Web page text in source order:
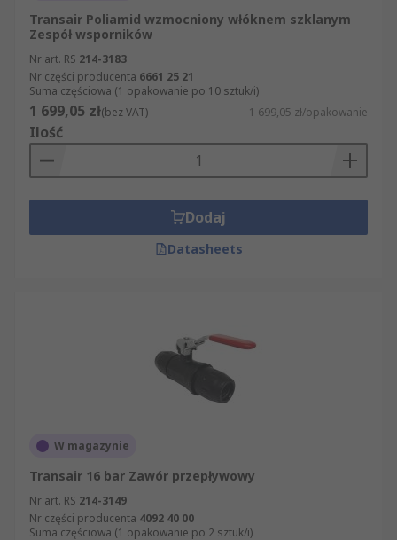
Transair Poliamid wzmocniony włóknem szklanym
Zespół wsporników
Nr art. RS 214-3183
Nr części producenta 6661 25 21
Suma częściowa (1 opakowanie po 10 sztuk/i)
1 699,05 zł(bez VAT) 1 699,05 zł/opakowanie
Ilość
Dodaj
Datasheets
W magazynie
Transair 16 bar Zawór przepływowy
Nr art. RS 214-3149
Nr części producenta 4092 40 00
Suma częściowa (1 opakowanie po 2 sztuk/i)